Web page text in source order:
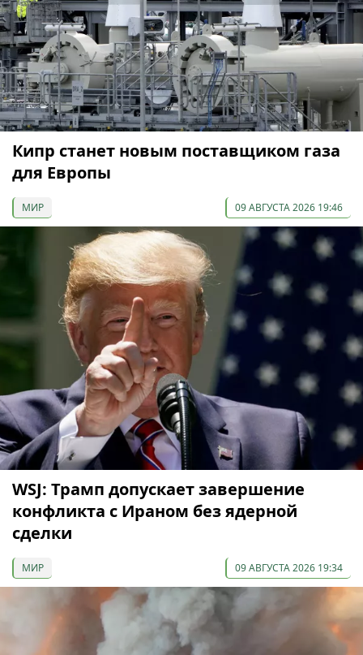
Кипр станет новым поставщиком газа
для Европы
МИР 09 АВГУСТА 2026 19:46
WSJ: Трамп допускает завершение
конфликта с Ираном без ядерной
сделки
МИР 09 АВГУСТА 2026 19:34